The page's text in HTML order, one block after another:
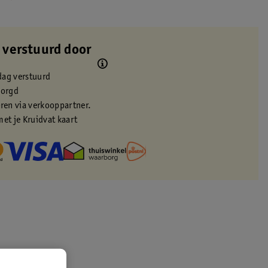
verstuurd door
verstuurd
via verkooppartner.
je Kruidvat kaart